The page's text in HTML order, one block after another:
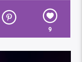
9